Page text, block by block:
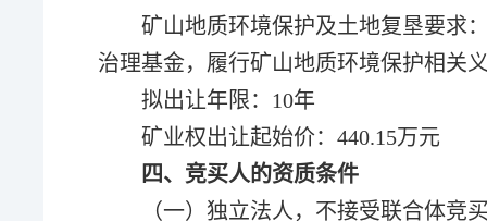
矿山地质环境保护及土地复垦要求
治理基金，履行矿山地质环境保护相关
拟出让年限：10年
矿业权出让起始价：440.15万元
四、竞买人的资质条件
（一）独立法人，不接受联合体竞